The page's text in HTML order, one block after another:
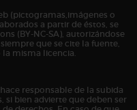
(pictogramas,imágenes o
a partir de éstos, se
(BY-NC-SA), autorizándose
que se cite la fuente,
misma licencia.
responsable de la subida
si bien advierte que deben ser